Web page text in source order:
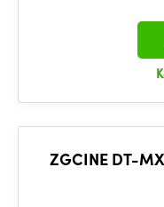
ZGCINE DT-